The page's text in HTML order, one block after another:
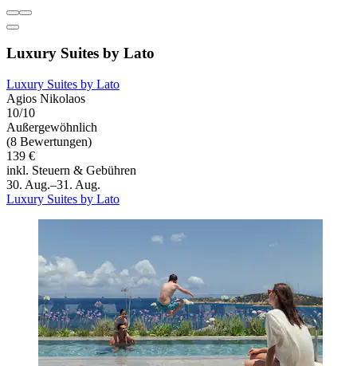
Luxury Suites by Lato
Luxury Suites by Lato
Agios Nikolaos
10/10
Außergewöhnlich
(8 Bewertungen)
139 €
inkl. Steuern & Gebühren
30. Aug.–31. Aug.
Luxury Suites by Lato